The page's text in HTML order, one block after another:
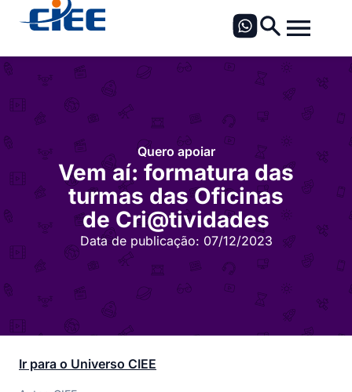
Quero apoiar
Vem aí: formatura das
turmas das Oficinas
de Cri@tividades
Data de publicação: 07/12/2023
Ir para o Universo CIEE